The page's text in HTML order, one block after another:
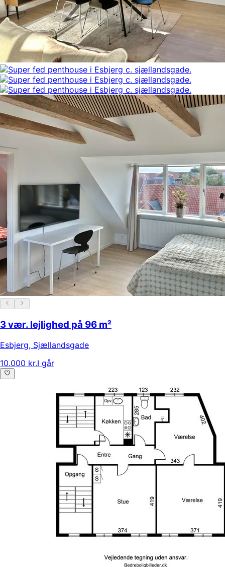
3 vær. lejlighed på 96 m²
Esbjerg, Sjællandsgade
10.000 kr.I går